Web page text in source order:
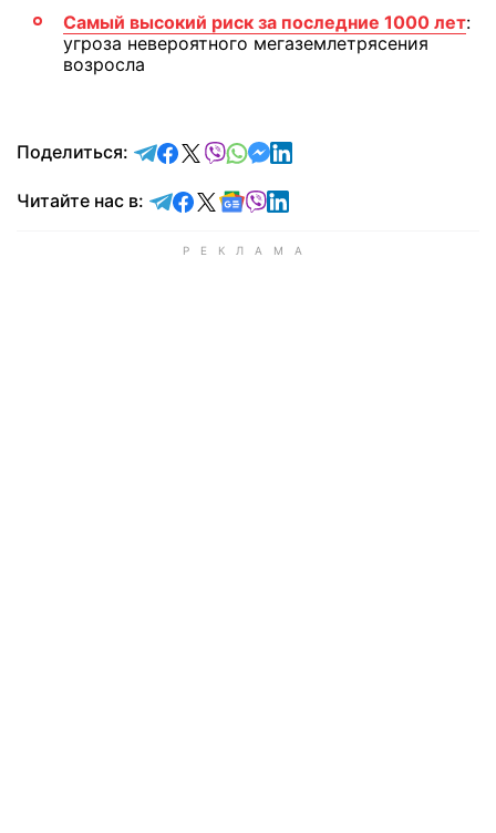
Самый высокий риск за последние 1000 лет:
угроза невероятного мегаземлетрясения
возросла
Поделиться: отправить в Telegram
поделиться в Facebook
поделиться в X
отправить в Viber
отправить в Whatsapp
отправить в Messenger
отправить в LinkedIn
Читайте нас в: Читайте в Telegram
Читайте в Facebook
Читайте в X
Читайте в Google news
Читайте в Viber
Читайте в LinkedIn